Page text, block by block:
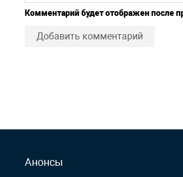
Комментарий будет отображен после
Добавить комментарий
Анонсы